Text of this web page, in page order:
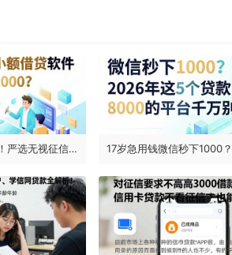
2026冷门智能发现！严选无视征信小额借贷软件，哪个好用包下2000？